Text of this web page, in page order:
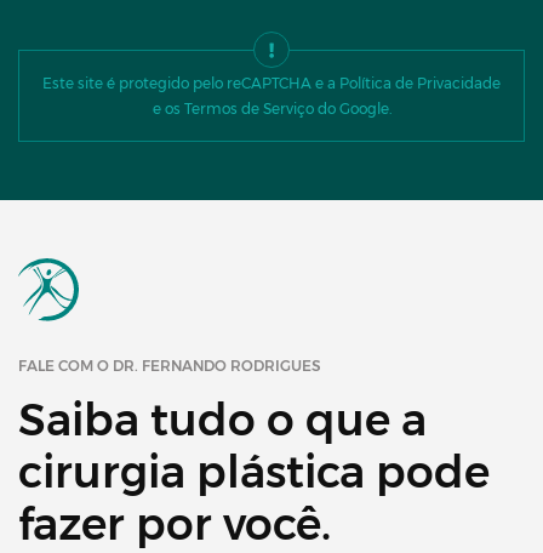
Este site é protegido pelo reCAPTCHA e a Política de Privacidade
e os Termos de Serviço do Google.
FALE COM O DR. FERNANDO RODRIGUES
Saiba tudo o que a
cirurgia plástica pode
fazer por você.